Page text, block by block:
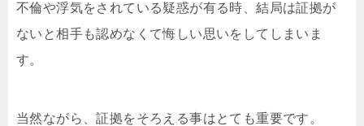
不倫や浮気をされている疑惑が有る時、結局は証拠が
ないと相手も認めなくて悔しい思いをしてしまいま
す。
当然ながら、証拠をそろえる事はとても重要です。